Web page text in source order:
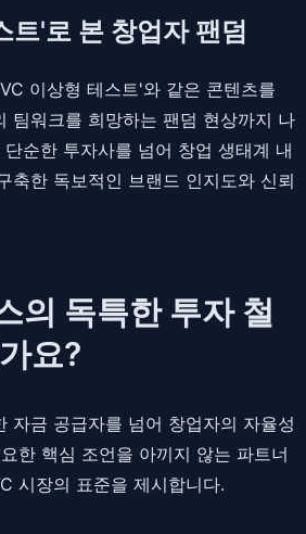
트'로 본 창업자 팬덤
이상형 테스트'와 같은 콘텐츠를
팀워크를 희망하는 팬덤 현상까지 나
순한 투자사를 넘어 창업 생태계 내
축한 독보적인 브랜드 인지도와 신뢰
의 독특한 투자 철
요?
자금 공급자를 넘어 창업자의 자율성
한 핵심 조언을 아끼지 않는 파트너
시장의 표준을 제시합니다.